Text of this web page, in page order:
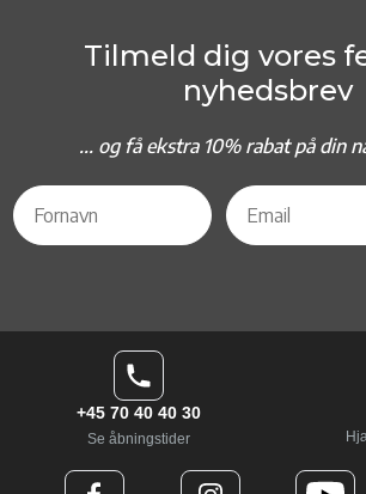
Tilmeld dig vores
nyhedsbrev
... og få ekstra 10% rabat på din
+45 70 40 40 30
Se åbningstider